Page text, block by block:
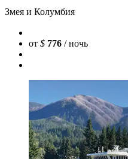
Змея и Колумбия
от $ 776 / ночь